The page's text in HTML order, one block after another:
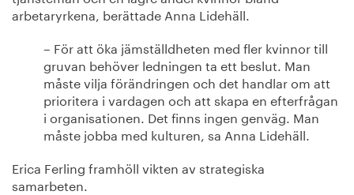
arbetaryrkena, berättade Anna Lidehäll.
– För att öka jämställdheten med fler kvinnor till
gruvan behöver ledningen ta ett beslut. Man
måste vilja förändringen och det handlar om att
prioritera i vardagen och att skapa en efterfrågan
i organisationen. Det finns ingen genväg. Man
måste jobba med kulturen, sa Anna Lidehäll.
Erica Ferling framhöll vikten av strategiska
samarbeten.